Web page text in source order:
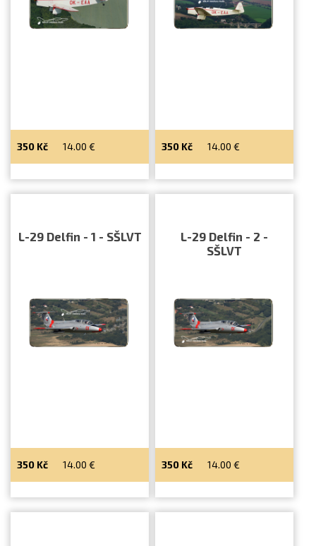
350 Kč 14.00 € 350 Kč 14.00 €
L-29 Delfin - 1 - SŠLVT
350 Kč 14.00 €
L-29 Delfin - 2 -
SŠLVT
350 Kč 14.00 €